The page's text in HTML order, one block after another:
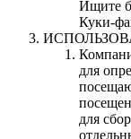
Ищите
Куки-
для
для